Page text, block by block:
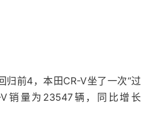
归前4，本田CR-V坐了一次“过
销量为23547辆，同比增长